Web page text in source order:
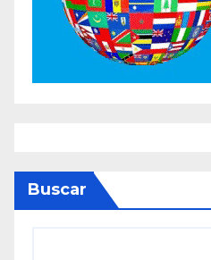
Buscar